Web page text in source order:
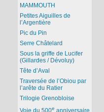
MAMMOUTH
Petites Aiguilles de
l’Argentière
Pic du Pin
Serre Châtelard
Sous la griffe de Lucifer
(Gillardes / Dévoluy)
Tête d’Aval
Traversée de l’Obiou par
l’arête du Ratier
Trilogie Grenobloise
e